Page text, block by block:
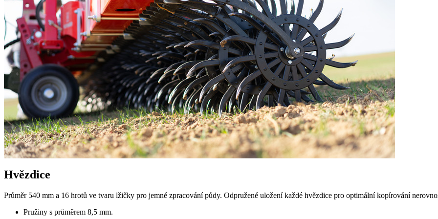
Hvězdice
Průměr 540 mm a 16 hrotů ve tvaru lžičky pro jemné zpracování půdy. Odpružené uložení každé hvězdice pro optimální kopírování
Pružiny s průměrem 8,5 mm.